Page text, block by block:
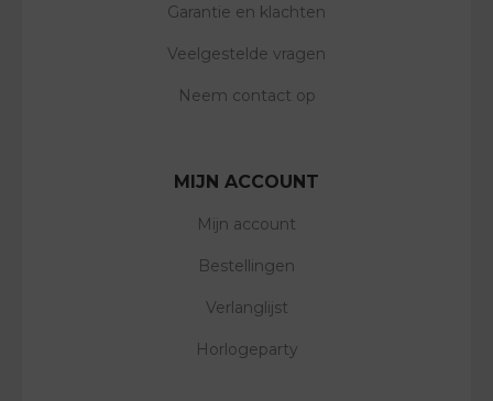
Garantie en klachten
Veelgestelde vragen
Neem contact op
MIJN ACCOUNT
Mijn account
Bestellingen
Verlanglijst
Horlogeparty